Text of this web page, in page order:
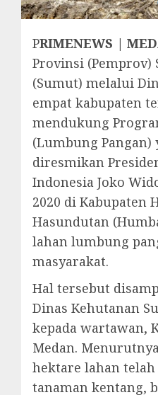
PRIMENEWS |
Provinsi (Pemprov)
(Sumut) melalui
empat kabupaten
mendukung
(Lumbung Pangan)
diresmikan
Indonesia Joko
2020 di Kabupaten
Hasundutan
lahan lumbung
masyarakat.
Hal tersebut
Dinas Kehutanan
kepada wartawan,
Medan.
hektare lahan
tanaman kentang,